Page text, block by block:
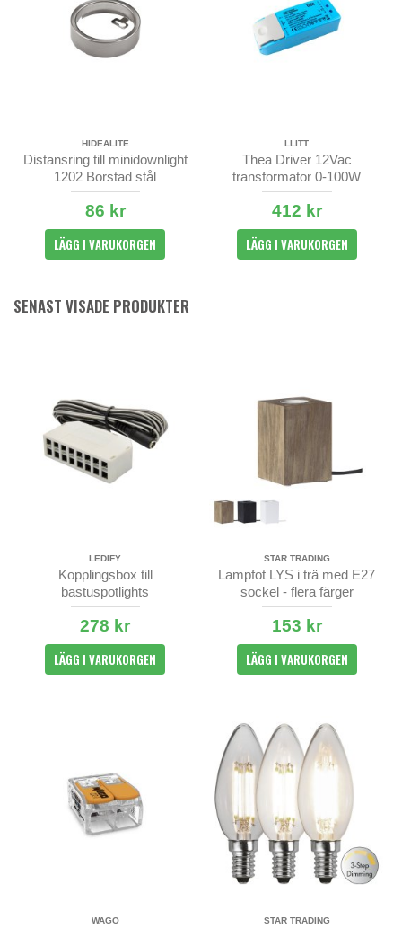
HIDEALITE
Distansring till minidownlight
1202 Borstad stål
86 kr
LÄGG I VARUKORGEN
LLITT
Thea Driver 12Vac
transformator 0-100W
412 kr
LÄGG I VARUKORGEN
SENAST VISADE PRODUKTER
LEDIFY
Kopplingsbox till
bastuspotlights
278 kr
LÄGG I VARUKORGEN
STAR TRADING
Lampfot LYS i trä med E27
sockel - flera färger
153 kr
LÄGG I VARUKORGEN
WAGO STAR TRADING